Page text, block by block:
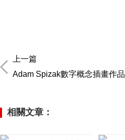
上一篇
Adam Spizak數字概念插畫作品
相關文章：